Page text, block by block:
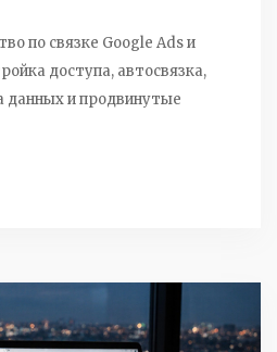
по связке Google Ads и
доступа, автосвязка,
данных и продвинутые